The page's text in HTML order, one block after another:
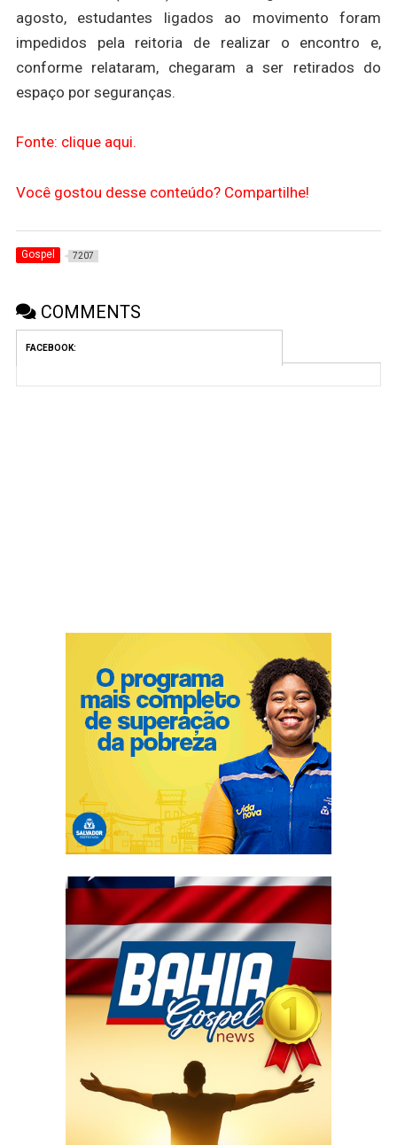
agosto, estudantes ligados ao movimento foram
impedidos pela reitoria de realizar o encontro e,
conforme relataram, chegaram a ser retirados do
espaço por seguranças.
Fonte: clique aqui.
Você gostou desse conteúdo? Compartilhe!
Gospel 7207
COMMENTS
FACEBOOK: